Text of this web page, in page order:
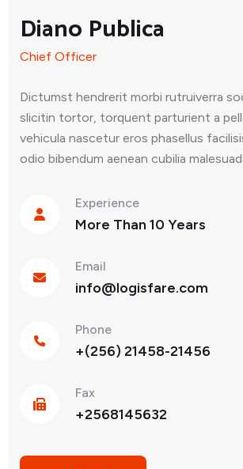
Diano Publica
Chief Officer
Dictumst hendrerit morbi rutruiverra
slicitin tortor, torquent parturient a
vehicula nascetur eros phasellus
odio bibendum aenean cubilia
Experience
More Than 10 Years
Email
info@logisfare.com
Phone
+(256) 21458-21456
Fax
+2568145632